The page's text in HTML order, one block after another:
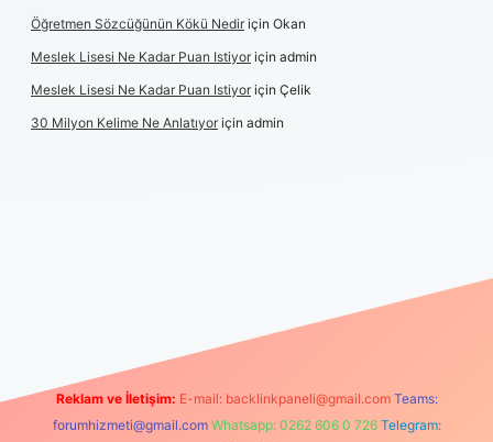
Öğretmen Sözcüğünün Kökü Nediriçin Okan
Meslek Lisesi Ne Kadar Puan Istiyoriçin admin
Meslek Lisesi Ne Kadar Puan Istiyoriçin Çelik
30 Milyon Kelime Ne Anlatıyoriçin admin
elexbetgiris.org
Reklam ve İletişim: E-mail: backlinkpaneli@gmail.com Teams:
forumhizmeti@gmail.com Whatsapp: 0262 606 0 726 Telegram: